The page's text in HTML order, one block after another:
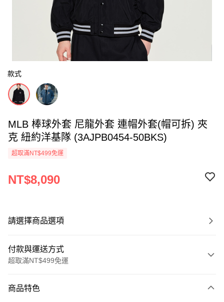
款式
MLB 棒球外套 尼龍外套 連帽外套(帽可拆) 夾
克 紐約洋基隊 (3AJPB0454-50BKS)
超取滿NT$499免運
NT$8,090
請選擇商品選項
付款與運送方式
超取滿NT$499免運
信用卡一次付款
商品特色